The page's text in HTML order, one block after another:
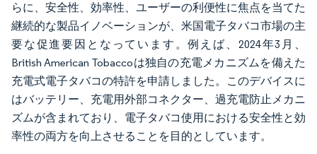
らに、安全性、効率性、ユーザーの利便性に焦点を当てた
継続的な製品イノベーションが、米国電子タバコ市場の主
要な促進要因となっています。例えば、2024年3月、
British American Tobaccoは独自の充電メカニズムを備えた
充電式電子タバコの特許を申請しました。このデバイスに
はバッテリー、充電用外部コネクター、過充電防止メカニ
ズムが含まれており、電子タバコ使用における安全性と効
率性の両方を向上させることを目的としています。